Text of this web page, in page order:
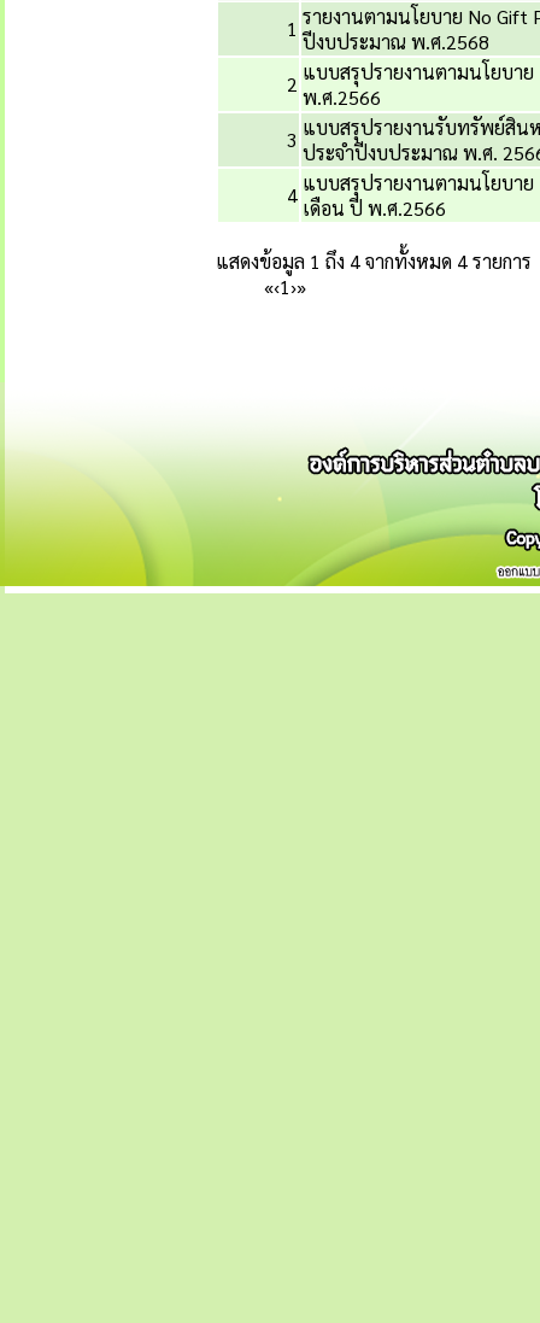
1 รายงานตามนโยบาย No Gift
ปีงบประมาณ พ.ศ.2568
2 แบบสรุปรายงานตามนโยบา
พ.ศ.2566
3 แบบสรุปรายงานรับทรัพย์สิน
ประจำปีงบประมาณ พ.ศ.
4 แบบสรุปรายงานตามนโยบา
เดือน ปี พ.ศ.2566
แสดงข้อมูล 1 ถึง 4 จากทั้งหมด 4 รายการ
«‹1›»